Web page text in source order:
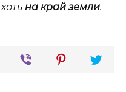
на край земли.